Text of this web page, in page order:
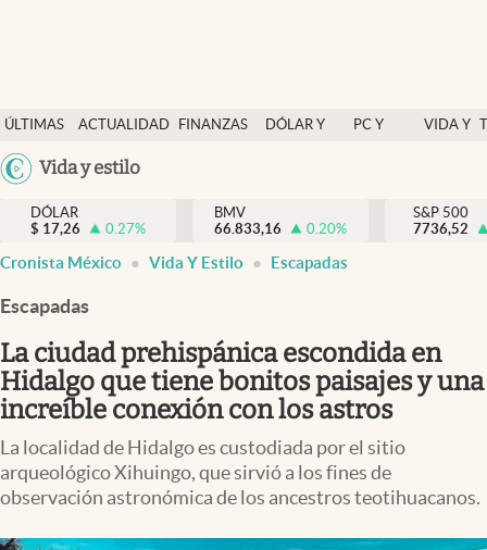
ÚLTIMAS
NOTICIAS
ACTUALIDAD
FINANZAS
DÓLAR Y
PC Y
VIDA Y
México
Vida y estilo
Actualidad
Finanzas y economía
Dólar y mercados
Pc y celular
Vida y estilo
Tv
Clima
Espiritualidad
DÓLAR
$ 17,26 0.27%
BMV
66.833,16
0.20%
S&P 500
7736,52
Cronista México Vida Y Estilo Escapadas
Escapadas
La ciudad prehispánica escondida en
Hidalgo que tiene bonitos paisajes y una
increíble conexión con los astros
La localidad de Hidalgo es custodiada por el sitio
arqueológico Xihuingo, que sirvió a los fines de
observación astronómica de los ancestros teotihuacanos.